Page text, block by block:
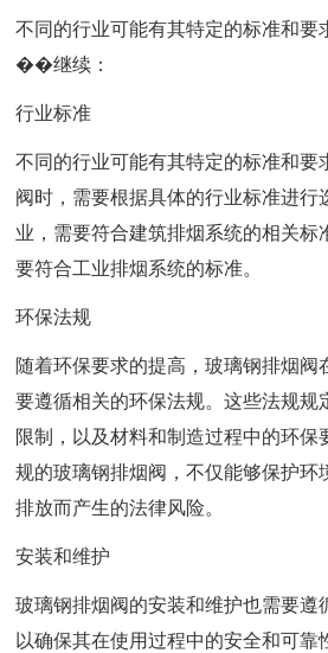
不同的行业可能有其特定的标准和要
��继续：
行业标准
不同的行业可能有其特定的标准和要
阀时，需要根据具体的行业标准进行
业，需要符合建筑排烟系统的相关标
要符合工业排烟系统的标准。
环保法规
随着环保要求的提高，玻璃钢排烟阀
要遵循相关的环保法规。这些法规规
限制，以及材料和制造过程中的环保
规的玻璃钢排烟阀，不仅能够保护环
排放而产生的法律风险。
安装和维护
玻璃钢排烟阀的安装和维护也需要遵
以确保其在使用过程中的安全和可靠